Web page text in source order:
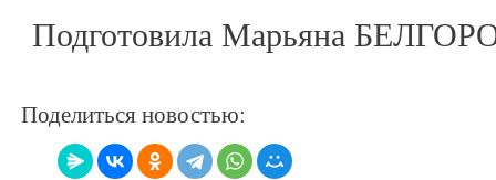
Подготовила Марьяна
Поделиться новостью: